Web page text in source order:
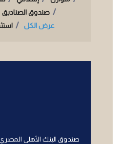
صندوق الصناديق
عرض الكل
صندوق البنك الأهلى